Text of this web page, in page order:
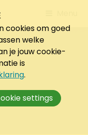
to
cookies om goed
welke
je jouw cookie-
is
.
settings